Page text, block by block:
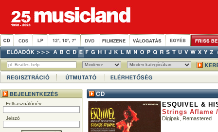
Felhasználónév
Jelszó
ESQUIVEL &
Strings Aflame
Digipak, Remastered